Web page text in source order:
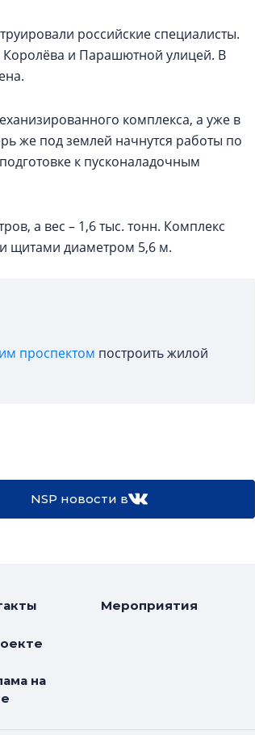
российские специалисты.
и Парашютной улицей. В
комплекса, а уже в
же под землей начнутся работы по
к пусконаладочным
а вес – 1,6 тыс. тонн. Комплекс
щитами диаметром 5,6 м.
проспектом построить жилой
NSP новости в
на
Мероприятия